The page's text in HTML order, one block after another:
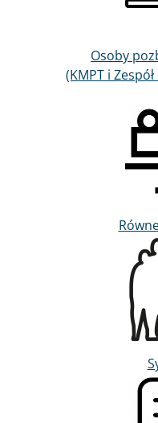
Osoby
(KMPT i
Obraz